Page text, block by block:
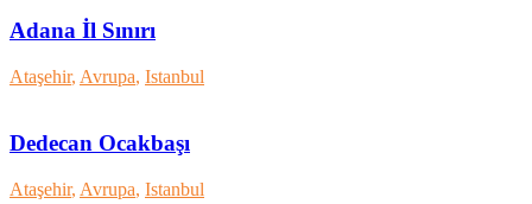
Adana İl Sınırı
Ataşehir, Avrupa, Istanbul
Dedecan Ocakbaşı
Ataşehir, Avrupa, Istanbul